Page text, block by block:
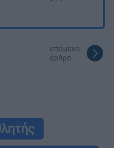
επόμενο
άρθρο